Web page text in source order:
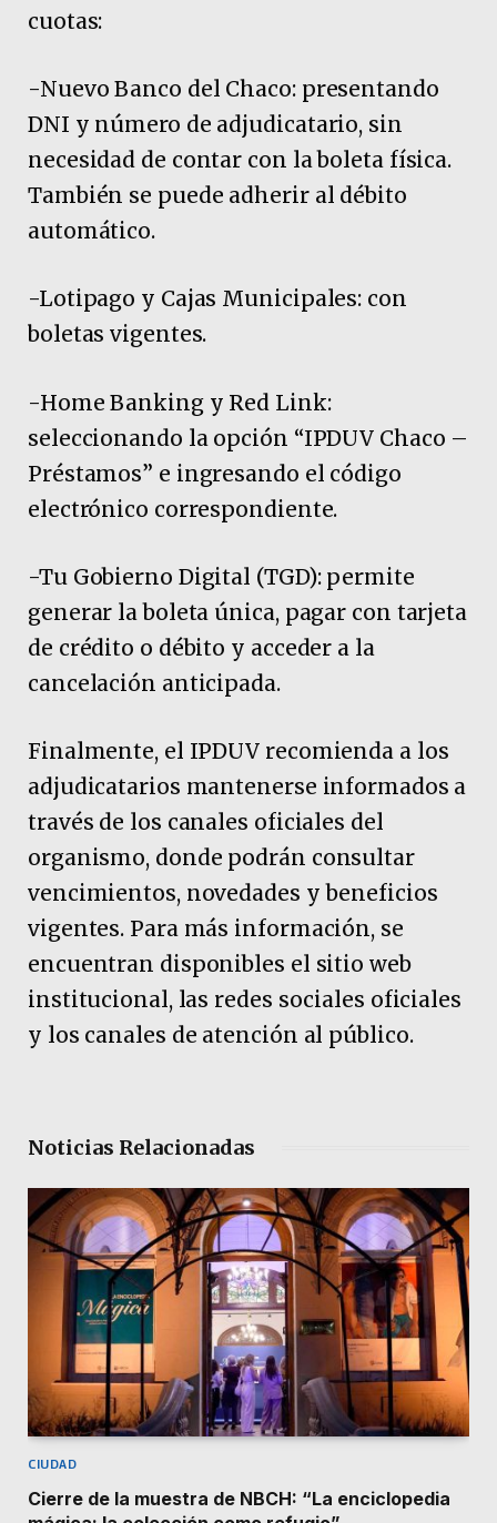
cuotas:
-Nuevo Banco del Chaco: presentando
DNI y número de adjudicatario, sin
necesidad de contar con la boleta física.
También se puede adherir al débito
automático.
-Lotipago y Cajas Municipales: con
boletas vigentes.
-Home Banking y Red Link:
seleccionando la opción “IPDUV Chaco –
Préstamos” e ingresando el código
electrónico correspondiente.
-Tu Gobierno Digital (TGD): permite
generar la boleta única, pagar con tarjeta
de crédito o débito y acceder a la
cancelación anticipada.
Finalmente, el IPDUV recomienda a los
adjudicatarios mantenerse informados a
través de los canales oficiales del
organismo, donde podrán consultar
vencimientos, novedades y beneficios
vigentes. Para más información, se
encuentran disponibles el sitio web
institucional, las redes sociales oficiales
y los canales de atención al público.
Noticias Relacionadas
CIUDAD
Cierre de la muestra de NBCH: “La enciclopedia